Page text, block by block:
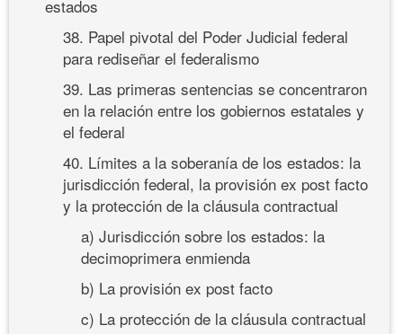
estados
38. Papel pivotal del Poder Judicial federal
para rediseñar el federalismo
39. Las primeras sentencias se concentraron
en la relación entre los gobiernos estatales y
el federal
40. Límites a la soberanía de los estados: la
jurisdicción federal, la provisión ex post facto
y la protección de la cláusula contractual
a) Jurisdicción sobre los estados: la
decimoprimera enmienda
b) La provisión ex post facto
c) La protección de la cláusula contractual